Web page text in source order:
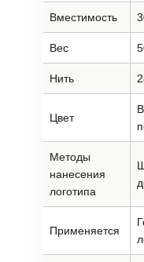
Вместимость
Вес
Нить
Цвет
Методы
нанесения
логотипа
Применяется